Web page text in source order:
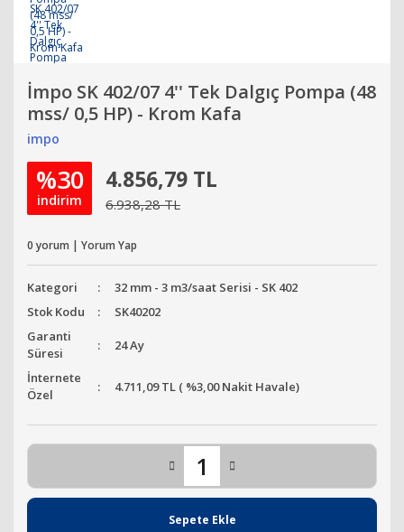
İmpo SK 402/07 4'' Tek Dalgıç Pompa (48
mss/ 0,5 HP) - Krom Kafa
impo
%30
indirim
4.856,79 TL
6.938,28 TL
0 yorum | Yorum Yap
Kategori
32 mm - 3 m3/saat Serisi - SK 402
Stok Kodu
SK40202
Garanti
Süresi
24 Ay
İnternete
Özel
4.711,09 TL ( %3,00 Nakit Havale)
Sepete Ekle